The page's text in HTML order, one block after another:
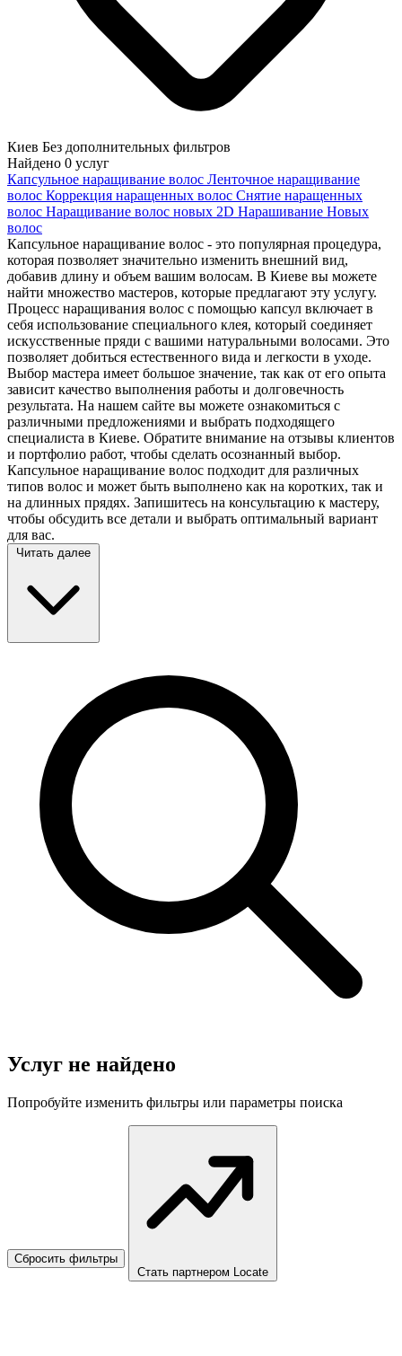
Киев Без дополнительных фильтров
Найдено 0 услуг
Капсульное наращивание волос Ленточное наращивание
волос Коррекция наращенных волос Снятие наращенных
волос Наращивание волос новых 2D Нарашивание Новых
волос
Капсульное наращивание волос - это популярная процедура,
которая позволяет значительно изменить внешний вид,
добавив длину и объем вашим волосам. В Киеве вы можете
найти множество мастеров, которые предлагают эту услугу.
Процесс наращивания волос с помощью капсул включает в
себя использование специального клея, который соединяет
искусственные пряди с вашими натуральными волосами. Это
позволяет добиться естественного вида и легкости в уходе.
Выбор мастера имеет большое значение, так как от его опыта
зависит качество выполнения работы и долговечность
результата. На нашем сайте вы можете ознакомиться с
различными предложениями и выбрать подходящего
специалиста в Киеве. Обратите внимание на отзывы клиентов
и портфолио работ, чтобы сделать осознанный выбор.
Капсульное наращивание волос подходит для различных
типов волос и может быть выполнено как на коротких, так и
на длинных прядях. Запишитесь на консультацию к мастеру,
чтобы обсудить все детали и выбрать оптимальный вариант
для вас.
Читать далее
Услуг не найдено
Попробуйте изменить фильтры или параметры поиска
Сбросить фильтры
Стать партнером Locate